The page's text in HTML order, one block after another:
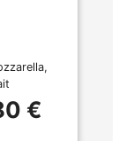
€